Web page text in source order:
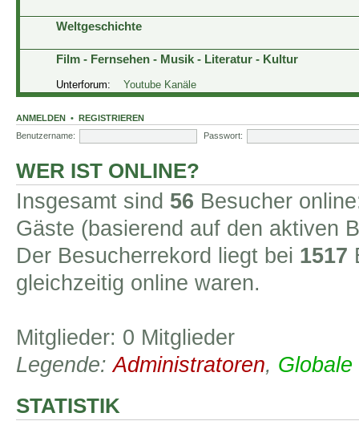
Weltgeschichte
Film - Fernsehen - Musik - Literatur - Kultur
Unterforum: Youtube Kanäle
ANMELDEN • REGISTRIEREN
Benutzername:
Passwort:
WER IST ONLINE?
Insgesamt sind 56 Besucher
Gäste (basierend auf den aktiven
Der Besucherrekord liegt bei 1517
gleichzeitig online waren.
Mitglieder: 0 Mitglieder
Legende:Administratoren,
STATISTIK